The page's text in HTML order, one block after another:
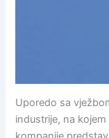
Uporedo sa
industrije, na